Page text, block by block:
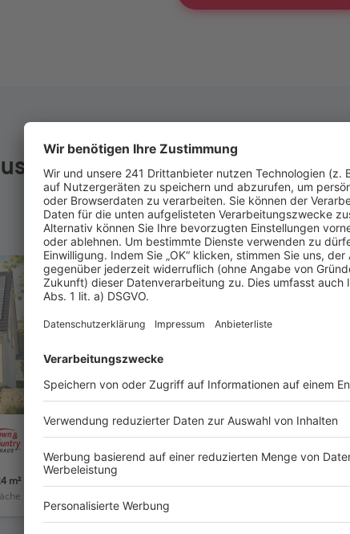
von Stoll Hausvermittlung
Partner
m²
Flair 110
Town & Country Haus Deutschland
ab 264.690 €
Flair 134